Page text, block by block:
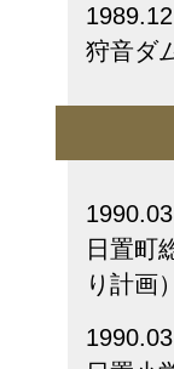
1989.12
狩音ダ
1990.03
日置町
り計画）
1990.03